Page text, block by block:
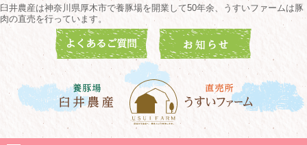
臼井農産は神奈川県厚木市で養豚場を開業して50年余、うすいファームは豚
肉の直売を行っています。